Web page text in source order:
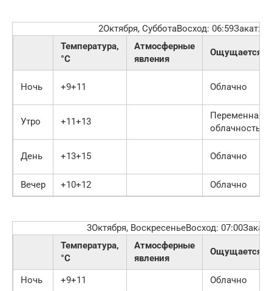
2Октября, СубботаВосход: 06:59Закат:
Температура,
°C
Атмосферные
явления
Ощущается
Ночь +9+11 Облачно
Утро +11+13
Переменная
облачность
День +13+15 Облачно
Вечер +10+12 Облачно
3Октября, ВоскресеньеВосход:
Температура,
°C
Атмосферные
явления
Ощущается
Ночь +9+11 Облачно